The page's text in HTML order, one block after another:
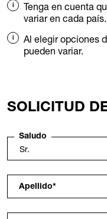
Tenga en cuenta
variar en cada país.
Al elegir opciones
pueden variar.
SOLICITUD
Saludo
Apellido*